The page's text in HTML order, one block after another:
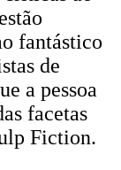
fantástico
de
a pessoa
facetas
Fiction.